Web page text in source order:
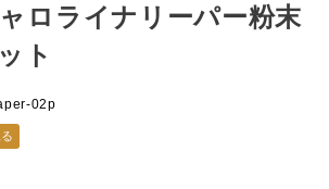
ャロライナリーパー粉末
ト
02p